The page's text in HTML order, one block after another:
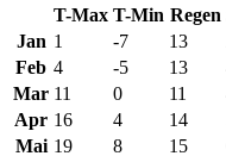
T-Max T-Min Regen
Jan 1 -7 13
Feb 4 -5 13
Mar 11 0 11
Apr 16 4 14
Mai 19 8 15